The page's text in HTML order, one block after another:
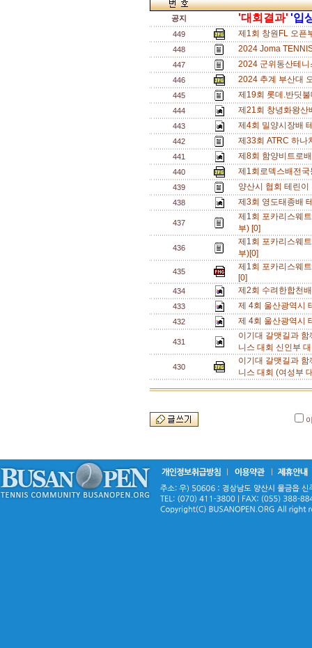
공지 '대회결과' '입
449 제1회 창원FL 오픈
448 2024 Joma
447 2024 군위동산테
446 2024 추계 부산대
445 제19회 롯데.반딧
444 제21회 창녕화왕
443 제4회 밀양시장배
442 제33회 ATRC 하
441 제8회 함양비트로
440 제1회로덱스배전
439 양산시 협회 테린
438 제3회 영도태종배
437
제1회 포카리스웨
부) [0]
436
제1회 포카리스웨
부)[0]
435
제1회 포카리스웨
[0]
434 제2회 수려한합천
433 제 4회 울산광역시
432 제 4회 울산광역시
431
이기대 갈맷길과
니스 대회 신인부
430
이기대 갈맷길과
니스 대회 (여성부